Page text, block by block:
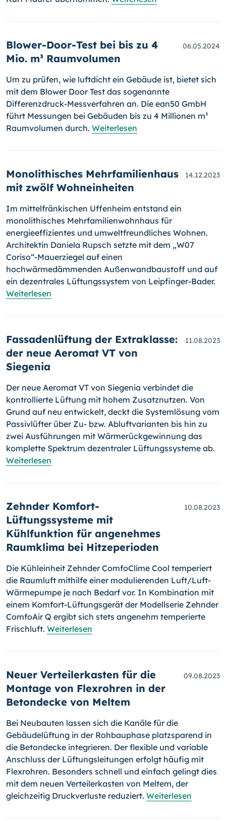
Blower-Door-Test bei bis zu 4
Mio. m³ Raumvolumen
06.05.2024
Um zu prüfen, wie luftdicht ein Gebäude ist, bietet sich
mit dem Blower Door Test das sogenannte
Differenzdruck-Messverfahren an. Die ean50 GmbH
führt Messungen bei Gebäuden bis zu 4 Millionen m³
Raumvolumen durch. Weiterlesen
Monolithisches Mehrfamilienhaus
mit zwölf Wohneinheiten
14.12.2023
Im mittelfränkischen Uffenheim entstand ein
monolithisches Mehrfamilienwohnhaus für
energieeffizientes und umweltfreundliches Wohnen.
Architektin Daniela Rupsch setzte mit dem „W07
Coriso“-Mauerziegel auf einen
hochwärmedämmenden Außenwandbaustoff und auf
ein dezentrales Lüftungssystem von Leipfinger-Bader.
Weiterlesen
Fassadenlüftung der Extraklasse:
der neue Aeromat VT von
Siegenia
11.08.2023
Der neue Aeromat VT von Siegenia verbindet die
kontrollierte Lüftung mit hohem Zusatznutzen. Von
Grund auf neu entwickelt, deckt die Systemlösung vom
Passivlüfter über Zu- bzw. Abluftvarianten bis hin zu
zwei Ausführungen mit Wärmerückgewinnung das
komplette Spektrum dezentraler Lüftungssysteme ab.
Weiterlesen
Zehnder Komfort-
Lüftungssysteme mit
Kühlfunktion für angenehmes
Raumklima bei Hitzeperioden
10.08.2023
Die Kühleinheit Zehnder ComfoClime Cool temperiert
die Raumluft mithilfe einer modulierenden Luft/Luft-
Wärmepumpe je nach Bedarf vor. In Kombination mit
einem Komfort-Lüftungsgerät der Modellserie Zehnder
ComfoAir Q ergibt sich stets angenehm temperierte
Frischluft. Weiterlesen
Neuer Verteilerkasten für die
Montage von Flexrohren in der
Betondecke von Meltem
09.08.2023
Bei Neubauten lassen sich die Kanäle für die
Gebäudelüftung in der Rohbauphase platzsparend in
die Betondecke integrieren. Der flexible und variable
Anschluss der Lüftungsleitungen erfolgt häufig mit
Flexrohren. Besonders schnell und einfach gelingt dies
mit dem neuen Verteilerkasten von Meltem, der
gleichzeitig Druckverluste reduziert. Weiterlesen